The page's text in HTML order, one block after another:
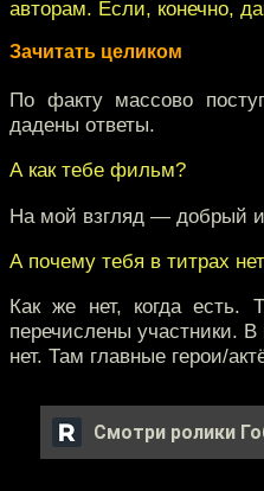
авторам. Если, конечно,
Зачитать целиком
По факту массово
дадены ответы.
А как тебе фильм?
На мой взгляд — добрый
А почему тебя в титрах
Как же нет, когда
перечислены участники.
нет. Там главные герои/
Смотри ролики